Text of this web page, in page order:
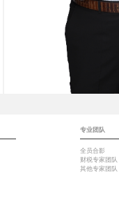
专业团队
全员合影
财税专家团队
其他专家团队